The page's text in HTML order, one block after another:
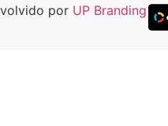
por UP Branding